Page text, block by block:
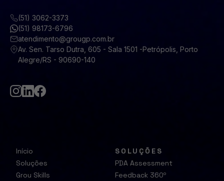
(51) 3062-3373
(51) 98173-6796
atendimento@grougp.com.br
Av. Sen. Tarso Dutra, 605 - Sala 1501 -Petrópolis, Porto
Alegre/RS - 90690-140
Início
Soluções
Grou Skills
SOLUÇÕES
PDA Assessment
Feedback 360º